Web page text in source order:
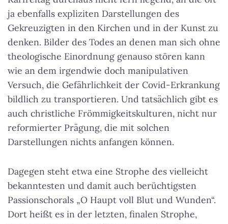
ja ebenfalls expliziten Darstellungen des
Gekreuzigten in den Kirchen und in der Kunst zu
denken. Bilder des Todes an denen man sich ohne
theologische Einordnung genauso stören kann
wie an dem irgendwie doch manipulativen
Versuch, die Gefährlichkeit der Covid-Erkrankung
bildlich zu transportieren. Und tatsächlich gibt es
auch christliche Frömmigkeitskulturen, nicht nur
reformierter Prägung, die mit solchen
Darstellungen nichts anfangen können.
Dagegen steht etwa eine Strophe des vielleicht
bekanntesten und damit auch berüchtigsten
Passionschorals „O Haupt voll Blut und Wunden“.
Dort heißt es in der letzten, finalen Strophe,